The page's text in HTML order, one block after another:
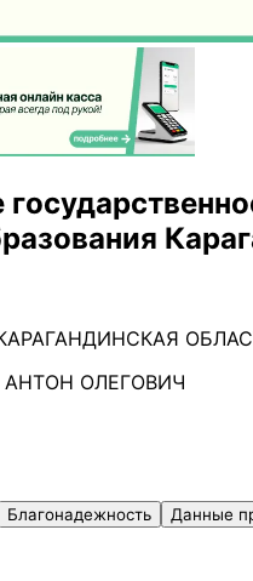
АНТОН ОЛЕГОВИЧ
Благонадежность Данные